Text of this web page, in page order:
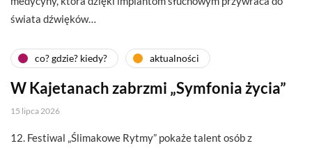
świata dźwięków…
co? gdzie? kiedy? aktualności
W Kajetanach zabrzmi „Symfonia życia”
15 lipca 2026
12. Festiwal „Ślimakowe Rytmy” pokaże talent osób z